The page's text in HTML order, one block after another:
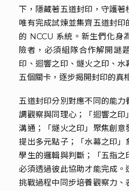
下，隱藏著五道封印，守護著
唯有完成試煉並集齊五道封
的 NCCU 系統。新生們化身
險者，必須組隊合作解開謎
印、迴響之印、燧火之印、
五個關卡，逐步揭開封印的真
五道封印分別對應不同的能
調觀察與同理心；「迴響之
溝通；「燧火之印」聚焦創意
提出多元點子；「水幕之印
學生的邏輯與判斷；「五指之
必須透過彼此協助才能完成。
挑戰過程中同步培養觀察力、